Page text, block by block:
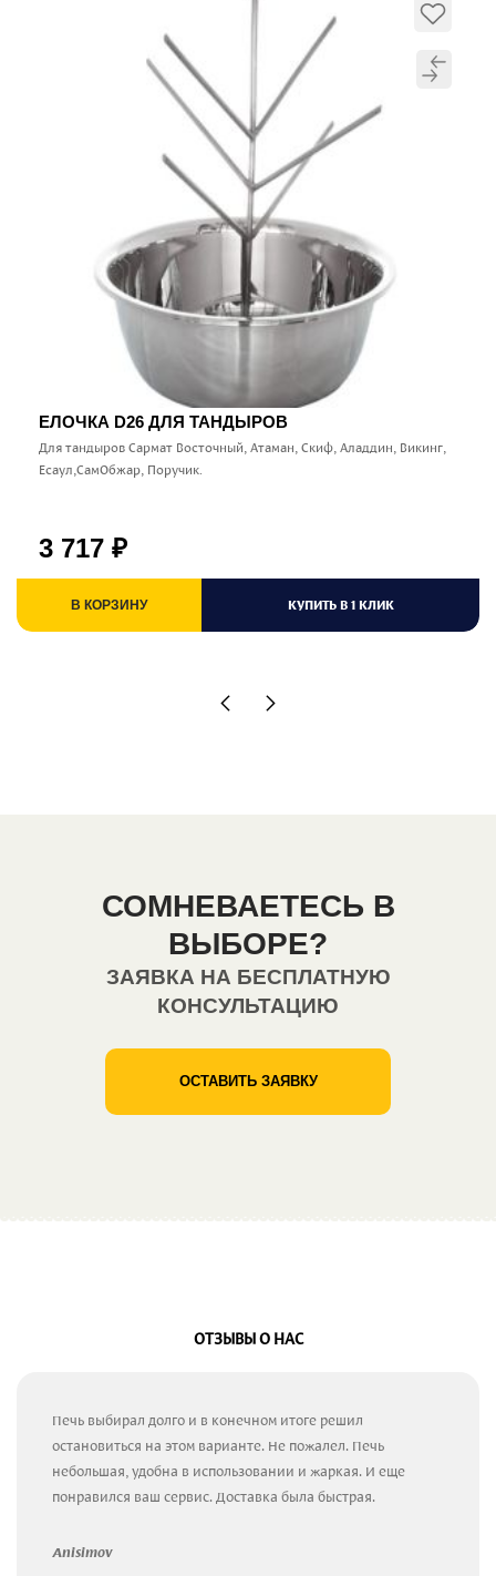
ЕЛОЧКА D26 ДЛЯ ТАНДЫРОВ
Для тандыров Сармат Восточный, Атаман, Скиф, Аладдин, Викинг,
Есаул,СамОбжар, Поручик.
3 717 ₽
В КОРЗИНУ КУПИТЬ В 1 КЛИК
СОМНЕВАЕТЕСЬ В
ВЫБОРЕ?
ЗАЯВКА НА БЕСПЛАТНУЮ
КОНСУЛЬТАЦИЮ
ОСТАВИТЬ ЗАЯВКУ
ОТЗЫВЫ О НАС
Печь выбирал долго и в конечном итоге решил
остановиться на этом варианте. Не пожалел. Печь
небольшая, удобна в использовании и жаркая. И еще
понравился ваш сервис. Доставка была быстрая.
Anisimov